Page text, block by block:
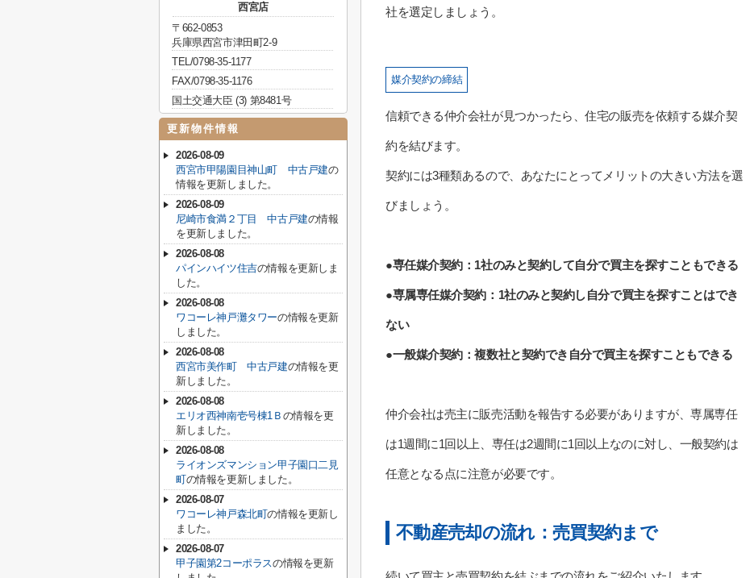
社を選定しましょう。
媒介契約の締結
信頼できる仲介会社が見つかったら、住宅の販売を依頼する媒介契
約を結びます。
契約には3種類あるので、あなたにとってメリットの大きい方法を選
びましょう。
●専任媒介契約：1社のみと契約して自分で買主を探すこともできる
●専属専任媒介契約：1社のみと契約し自分で買主を探すことはでき
ない
●一般媒介契約：複数社と契約でき自分で買主を探すこともできる
仲介会社は売主に販売活動を報告する必要がありますが、専属専任
は1週間に1回以上、専任は2週間に1回以上なのに対し、一般契約は
任意となる点に注意が必要です。
不動産売却の流れ：売買契約まで
西宮店
〒662-0853
兵庫県西宮市津田町2-9
TEL/0798-35-1177
FAX/0798-35-1176
国土交通大臣 (3) 第8481号
更新物件情報
2026-08-09
西宮市甲陽園目神山町 中古戸建の
情報を更新しました。
2026-08-09
尼崎市食満２丁目 中古戸建の情報
を更新しました。
2026-08-08
パインハイツ住吉の情報を更新しま
した。
2026-08-08
ワコーレ神戸灘タワーの情報を更新
しました。
2026-08-08
西宮市美作町 中古戸建の情報を更
新しました。
2026-08-08
エリオ西神南壱号棟1Ｂ の情報を更
新しました。
2026-08-08
ライオンズマンション甲子園口二見
町の情報を更新しました。
2026-08-07
ワコーレ神戸森北町の情報を更新し
ました。
2026-08-07
甲子園第2コーポラスの情報を更新